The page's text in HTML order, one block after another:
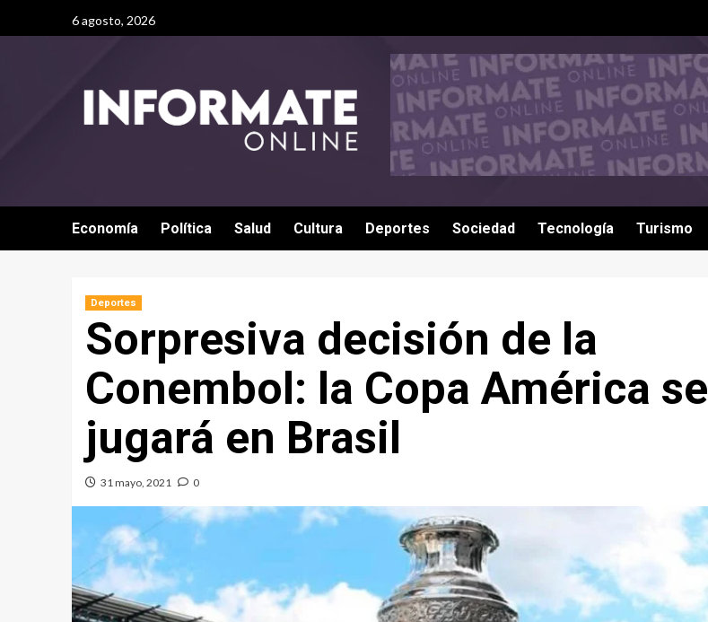
6 agosto, 2026
Economía Política Salud Cultura Deportes Sociedad Tecnología Turismo
Deportes
Sorpresiva decisión de la
Conembol: la Copa América se
jugará en Brasil
31 mayo, 2021 0